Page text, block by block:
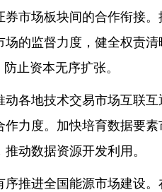
市场板块间的合作衔接
的监督力度，健全权责
止资本无序扩张。
各地技术交易市场互联
力度。加快培育数据要
动数据资源开发利用。
推进全国能源市场建设